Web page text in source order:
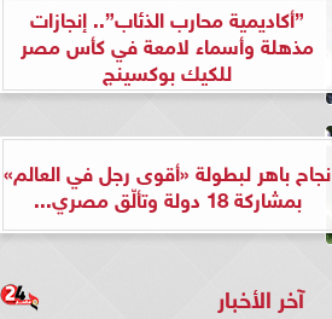
”أكاديمية محارب الذئاب”.. إنجازات
مذهلة وأسماء لامعة في كأس مصر
للكيك بوكسينج
نجاح باهر لبطولة «أقوى رجل في العالم»
بمشاركة 18 دولة وتألّق مصري...
آخر الأخبار